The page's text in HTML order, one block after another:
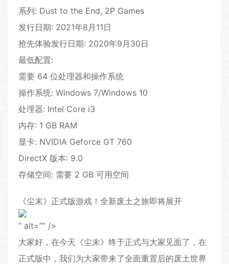
系列: Dust to the End, 2P Games
发行日期: 2021年8月11日
抢先体验发行日期: 2020年9月30日
最低配置:
需要 64 位处理器和操作系统
操作系统: Windows 7/Windows 10
处理器: Intel Core i3
内存: 1 GB RAM
显卡: NVIDIA Geforce GT 760
DirectX 版本: 9.0
存储空间: 需要 2 GB 可用空间
《尘末》正式版游戏！全新废土之旅即将展开
” alt=”” />
大家好，在今天《尘末》终于正式与大家见面了，在
正式版中，我们为大家带来了全面重置后的废土世界